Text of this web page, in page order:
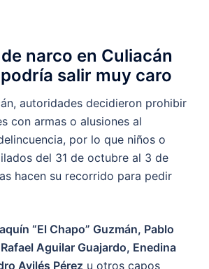
narco en Culiacán
salir muy caro
autoridades decidieron prohibir
con armas o alusiones al
por lo que niños o
del 31 de octubre al 3 de
hacen su recorrido para pedir
“El Chapo” Guzmán, Pablo
Aguilar Guajardo, Enedina
Avilés Pérez u otros capos